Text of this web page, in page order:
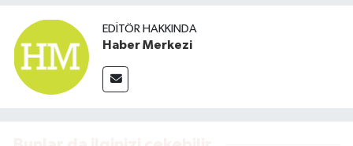
EDITÖR HAKKINDA
Haber Merkezi